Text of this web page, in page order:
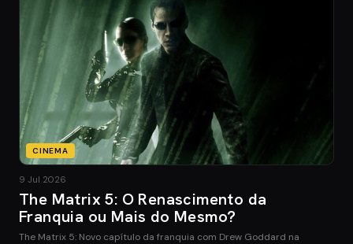
CINEMA
9 Jul 2026
The Matrix 5: O Renascimento da
Franquia ou Mais do Mesmo?
The Matrix 5: Novo capítulo da franquia com Drew Goddard na